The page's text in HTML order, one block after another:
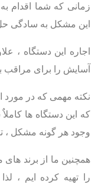
زمانی که شما اقدام
این مشکل به سادگی
اجاره این دستگاه ،
آسایش را برای مراقب
نکته مهمی که در مورد
که این دستگاه ها
وجود هر گونه مشکل
همچنین ما از برند
را تهیه کرده ایم ،